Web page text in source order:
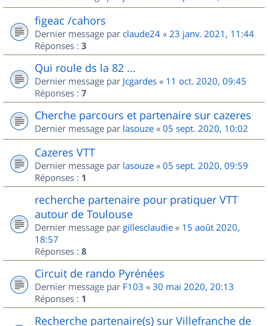
figeac /cahors
Dernier message par claude24 « 23 janv. 2021, 11:44
Réponses : 3
Qui roule ds la 82 ...
Dernier message par Jcgardes « 11 oct. 2020, 09:45
Réponses : 7
Cherche parcours et partenaire sur cazeres
Dernier message par lasouze « 05 sept. 2020, 10:02
Cazeres VTT
Dernier message par lasouze « 05 sept. 2020, 09:59
Réponses : 1
recherche partenaire pour pratiquer VTT
autour de Toulouse
Dernier message par gillesclaudie « 15 août 2020,
18:57
Réponses : 8
Circuit de rando Pyrénées
Dernier message par F103 « 30 mai 2020, 20:13
Réponses : 1
Recherche partenaire(s) sur Villefranche de